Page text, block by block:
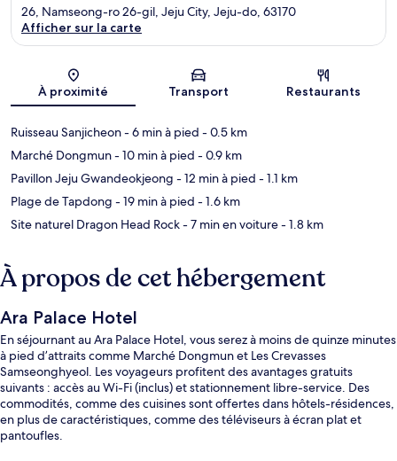
Carte
26, Namseong-ro 26-gil, Jeju City, Jeju-do, 63170
Afficher sur la carte
À proximité Transport Restaurants
Ruisseau Sanjicheon- 6 min à pied - 0.5 km
Marché Dongmun- 10 min à pied - 0.9 km
Pavillon Jeju Gwandeokjeong - 12 min à pied - 1.1 km
Plage de Tapdong - 19 min à pied - 1.6 km
Site naturel Dragon Head Rock- 7 min en voiture- 1.8 km
À propos de cet hébergement
Ara Palace Hotel
En séjournant au Ara Palace Hotel, vous serez à moins de quinze minutes
à pied d’attraits comme Marché Dongmun et Les Crevasses
Samseonghyeol. Les voyageurs profitent des avantages gratuits
suivants : accès au Wi-Fi (inclus) et stationnement libre-service. Des
commodités, comme des cuisines sont offertes dans hôtels-résidences,
en plus de caractéristiques, comme des téléviseurs à écran plat et
pantoufles.